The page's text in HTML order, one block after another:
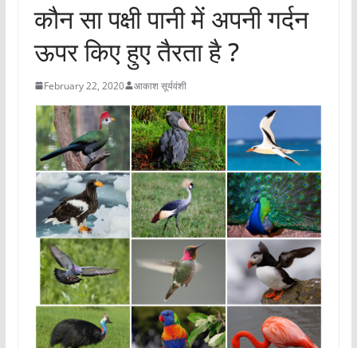
कौन सा पक्षी पानी में अपनी गर्दन
ऊपर किए हुए तैरता है ?
February 22, 2020 आकाश सूर्यवंशी